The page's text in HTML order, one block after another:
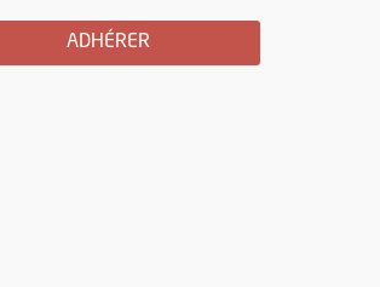
ADHÉRER